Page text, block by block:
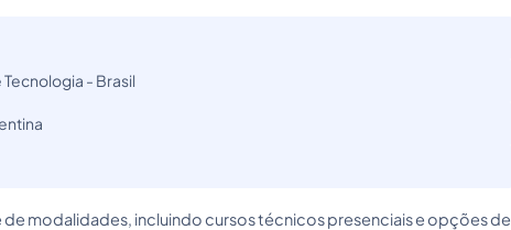
- Brasil
modalidades, incluindo cursos técnicos presenciais e opções de